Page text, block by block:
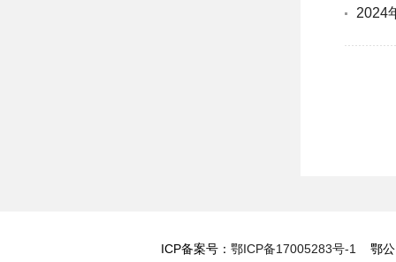
2024
ICP备案号： 鄂ICP备17005283号-1
鄂公